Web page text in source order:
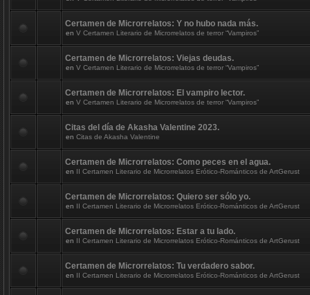
Certamen de Microrrelatos: Y no hubo nada más.
en V Certamen Literario de Microrrelatos de terror “Vampiros”
Certamen de Microrrelatos: Viejas deudas.
en V Certamen Literario de Microrrelatos de terror “Vampiros”
Certamen de Microrrelatos: El vampiro lector.
en V Certamen Literario de Microrrelatos de terror “Vampiros”
Citas del día de Akasha Valentine 2023.
en Citas de Akasha Valentine
Certamen de Microrrelatos: Como peces en el agua.
en II Certamen Literario de Microrrelatos Erótico-Románticos de ArtGerust
Certamen de Microrrelatos: Quiero ser sólo yo.
en II Certamen Literario de Microrrelatos Erótico-Románticos de ArtGerust
Certamen de Microrrelatos: Estar a tu lado.
en II Certamen Literario de Microrrelatos Erótico-Románticos de ArtGerust
Certamen de Microrrelatos: Tu verdadero sabor.
en II Certamen Literario de Microrrelatos Erótico-Románticos de ArtGerust